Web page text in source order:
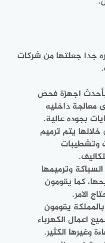
جدا جعلتها من شركات
اجهزة فحص
معالجة داخليه
بجوده عالية.
يتم ترميم
وتشطيبات
وترميمها
كما يقومون
الامر.
يقومون
اعمال الكهرباء
وغيرها الكثير.